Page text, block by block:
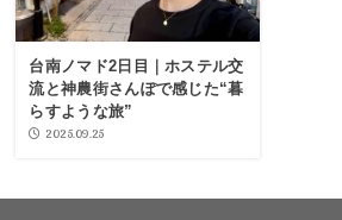
台南ノマド2日目｜ホステル交
流と神農街さんぽで感じた“暮
らすような旅”
2025.09.25